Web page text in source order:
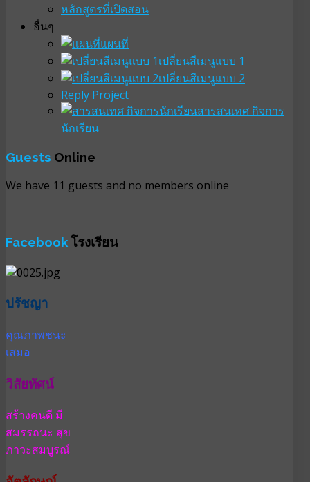
หลักสูตรที่เปิดสอน
อื่นๆ
แผนที่
เปลี่ยนสีเมนูแบบ 1
เปลี่ยนสีเมนูแบบ 2
Reply Project
สารสนเทศ กิจการ
นักเรียน
Guests Online
We have 11 guests and no members online
Facebookโรงเรียน
ปรัชญา
คุณภาพชนะ
เสมอ
วิสัยทัศน์
สร้างคนดี มี
สมรรถนะ สุข
ภาวะสมบูรณ์